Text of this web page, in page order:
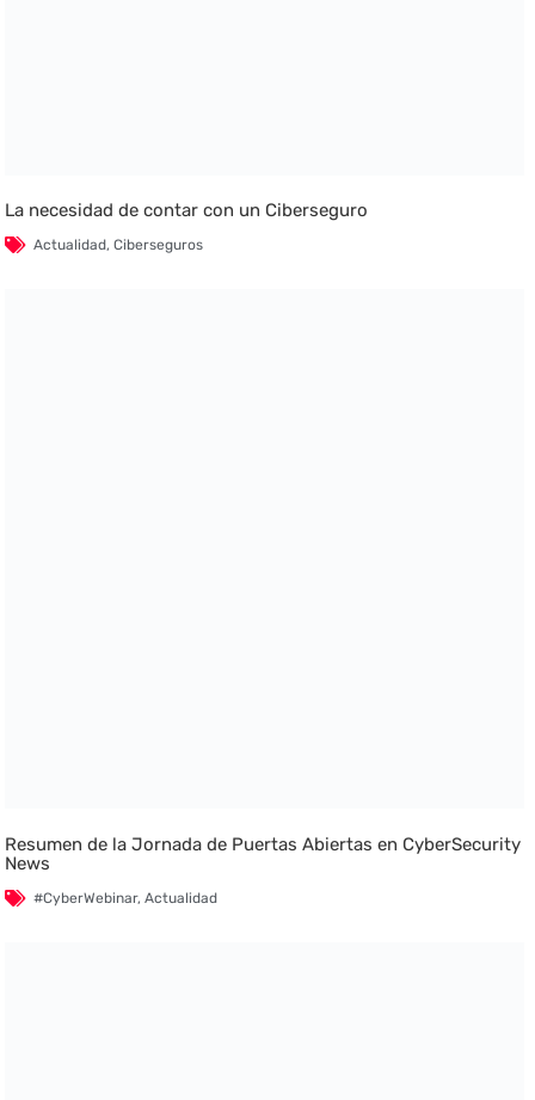
La necesidad de contar con un Ciberseguro
Actualidad,Ciberseguros
Resumen de la Jornada de Puertas Abiertas en CyberSecurity
News
#CyberWebinar,Actualidad